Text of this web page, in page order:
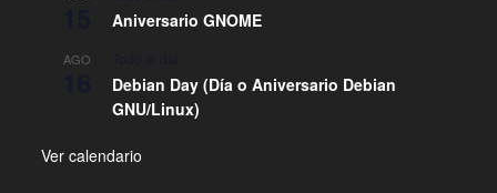
Aniversario GNOME
AGO
Debian Day (Día o Aniversario Debian
GNU/Linux)
Ver calendario